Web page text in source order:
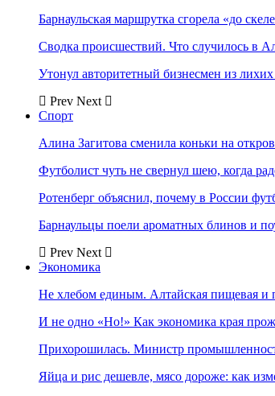
Барнаульская маршрутка сгорела «до
Сводка происшествий. Что случилось в
Утонул авторитетный бизнесмен из
Prev Next
Спорт
Алина Загитова сменила коньки на
Футболист чуть не свернул шею, когда
Ротенберг объяснил, почему в России
Барнаульцы поели ароматных блинов и
Prev Next
Экономика
Не хлебом единым. Алтайская пищевая
И не одно «Но!» Как экономика края
Прихорошилась. Министр
Яйца и рис дешевле, мясо дороже: как